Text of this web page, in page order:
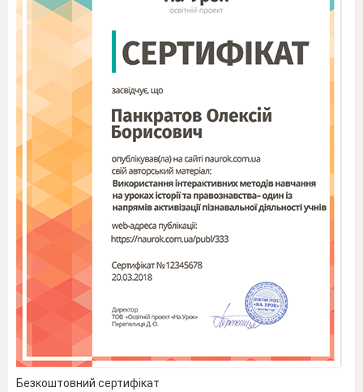
Безкоштовний сертифікат